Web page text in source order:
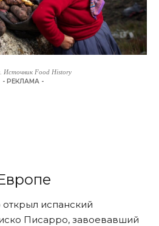
Food History
- РЕКЛАМА -
испанский
Писарро, завоевавший